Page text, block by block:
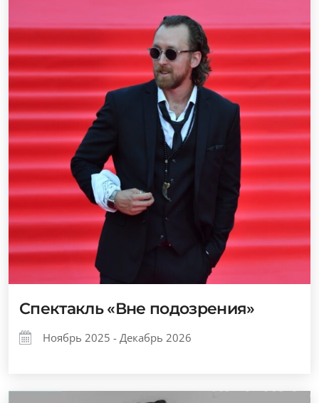
Спектакль «Вне подозрения»
Ноябрь 2025 - Декабрь 2026